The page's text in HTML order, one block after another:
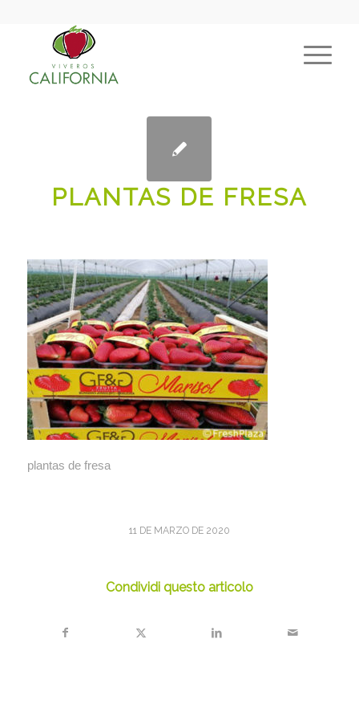
PLANTAS DE FRESA
plantas de fresa
11 DE MARZO DE 2020
Condividi questo articolo